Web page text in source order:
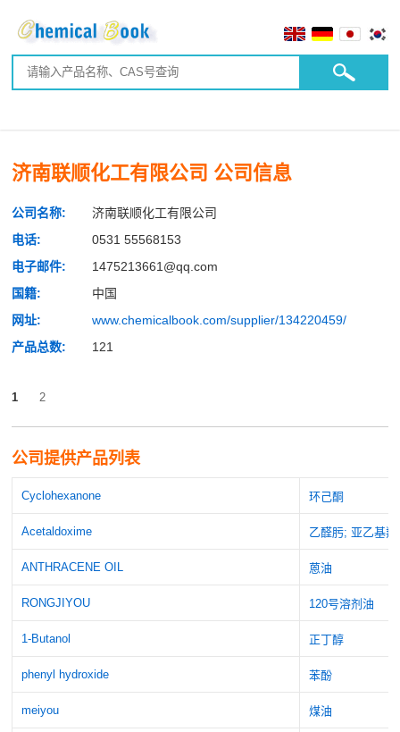
济南联顺化工有限公司 公司信息
公司名称:
济南联顺化工有限公司
电话:
0531 55568153
电子邮件:
1475213661@qq.com
国籍:
中国
网址:
www.chemicalbook.com/supplier/134220459/
产品总数:
121
1 2
公司提供产品列表
Cyclohexanone 环己酮
Acetaldoxime 乙醛肟; 亚乙基
ANTHRACENE OIL 蒽油
RONGJIYOU 120号溶剂油
1-Butanol 正丁醇
phenyl hydroxide 苯酚
meiyou 煤油